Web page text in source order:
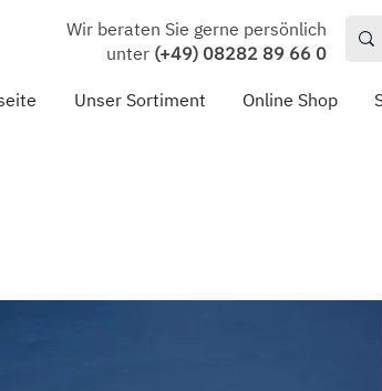
Wir beraten Sie gerne persönlich
unter (+49) 08282 89 66 0
Unser Sortiment Online Shop